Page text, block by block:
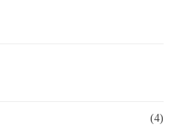
(4)